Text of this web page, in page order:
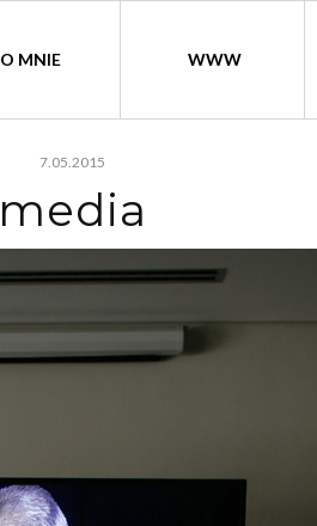
O MNIE WWW
7.05.2015
media